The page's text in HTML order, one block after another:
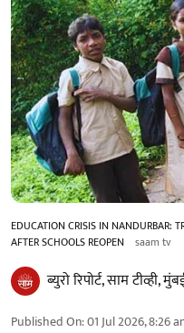
EDUCATION CRISIS IN NANDURBAR:
AFTER SCHOOLS REOPEN saam tv
ब्युरो रिपोर्ट, साम टीव्ही,
Published On:01 Jul 2026, 8:26